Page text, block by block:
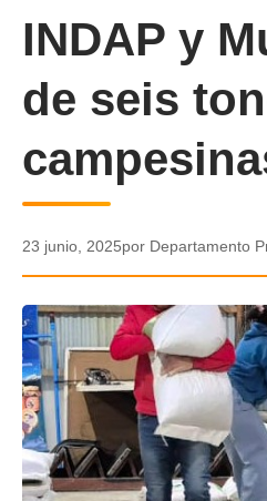
INDAP y
de seis
23 junio, 2025por Departamento